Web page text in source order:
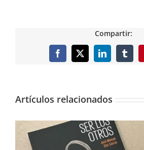
Compartir:
Facebook
X LinkedIn
Artículos relacionados